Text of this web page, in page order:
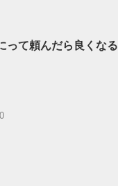
って頼んだら良くなる